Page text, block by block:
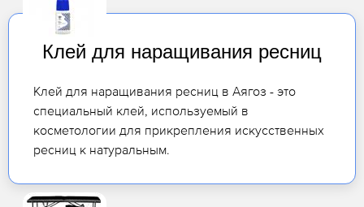
Клей для наращивания ресниц
Клей для наращивания ресниц в Аягоз - это
специальный клей, используемый в
косметологии для прикрепления искусственных
ресниц к натуральным.